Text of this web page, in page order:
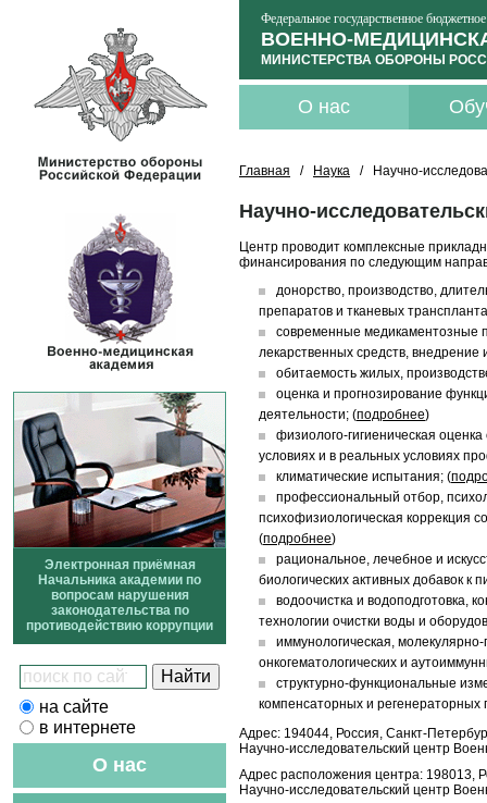
Федеральное государственное
ВОЕННО-
МИНИСТЕРСТВА ОБОРОНЫ
О нас
Электронная приёмная
Начальника академии по
вопросам нарушения
законодательства по
противодействию коррупции
на сайте
в интернете
О нас
Главная / Наука / Научно-
Научно-
Центр проводит комплексные
финансирования по следующим
донорство, производство,
препаратов и тканевых
современные медикаментозные
лекарственных средств, внедрение
обитаемость жилых,
оценка и прогнозирование
деятельности; (подробнее)
физиолого-гигиеническая
условиях и в реальных условиях
климатические испытания; (
профессиональный отбор,
психофизиологическая коррекция
(подробнее)
рациональное, лечебное и
биологических активных добавок
водоочистка и водоподготовка,
технологии очистки воды и
иммунологическая,
онкогематологических и
структурно-функциональные
компенсаторных и регенераторных
Адрес: 194044, Россия, Санкт-
Научно-исследовательский центр
Адрес расположения центра: 198013,
Научно-исследовательский центр